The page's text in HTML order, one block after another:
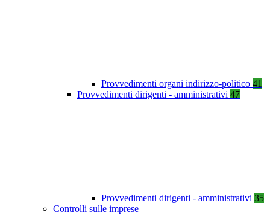
Provvedimenti organi indirizzo-politico 41
Provvedimenti dirigenti - amministrativi 47
Provvedimenti dirigenti - amministrativi 35
Controlli sulle imprese